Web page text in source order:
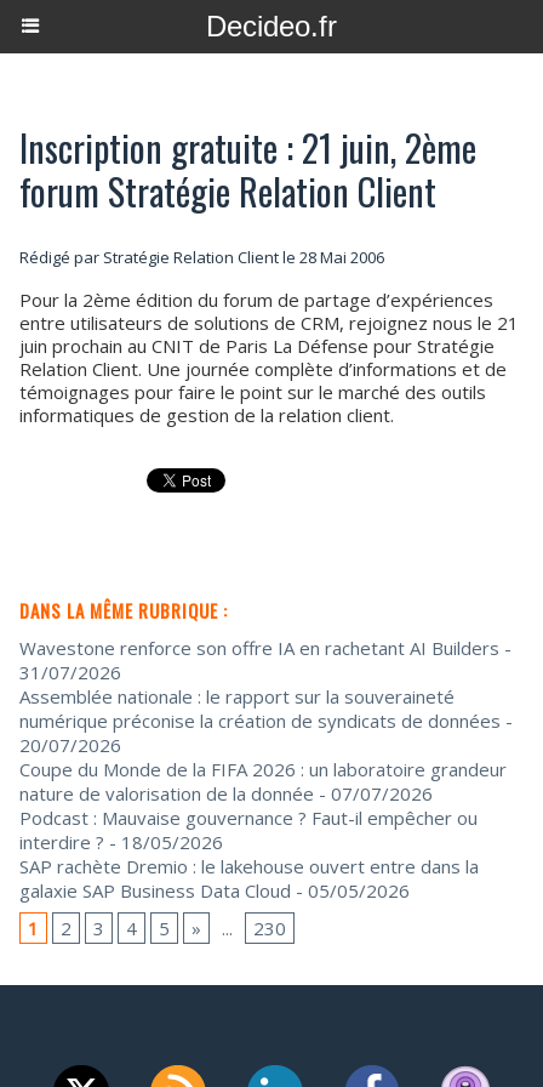
Decideo.fr
Inscription gratuite : 21 juin, 2ème
forum Stratégie Relation Client
Rédigé par Stratégie Relation Client le 28 Mai 2006
Pour la 2ème édition du forum de partage d’expériences
entre utilisateurs de solutions de CRM, rejoignez nous le 21
juin prochain au CNIT de Paris La Défense pour Stratégie
Relation Client. Une journée complète d’informations et de
témoignages pour faire le point sur le marché des outils
informatiques de gestion de la relation client.
DANS LA MÊME RUBRIQUE :
Wavestone renforce son offre IA en rachetant AI Builders -
31/07/2026
Assemblée nationale : le rapport sur la souveraineté
numérique préconise la création de syndicats de données -
20/07/2026
Coupe du Monde de la FIFA 2026 : un laboratoire grandeur
nature de valorisation de la donnée - 07/07/2026
Podcast : Mauvaise gouvernance ? Faut-il empêcher ou
interdire ? - 18/05/2026
SAP rachète Dremio : le lakehouse ouvert entre dans la
galaxie SAP Business Data Cloud - 05/05/2026
1
2 3 4 5 » ... 230